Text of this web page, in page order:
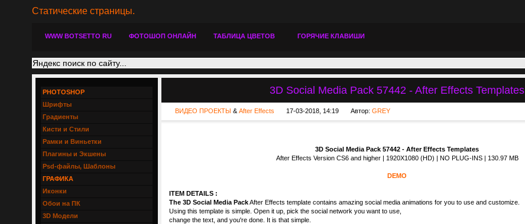
Статические страницы.
WWW BOTSETTO RU ФОТОШОП ОНЛАЙН ТАБЛИЦА ЦВЕТОВ ГОРЯЧИЕ КЛАВИШИ
3D Social Media Pack 57442 - After Effects Templates
ВИДЕО ПРОЕКТЫ & After Effects 17-03-2018, 14:19 Автор: GREY
3D Social Media Pack 57442 - After Effects Templates
After Effects Version CS6 and higher | 1920X1080 (HD) | NO PLUG-INS | 130.97 MB
DEMO
ITEM DETAILS :
The 3D Social Media PackAfter Effects template contains amazing social media animations for you to use and customize.
Using this template is simple. Open it up, pick the social network you want to use,
change the text, and you're done. It is that simple.
PHOTOSHOP
Шрифты
Градиенты
Кисти и Стили
Рамки и Виньетки
Плагины и Экшены
Psd-файлы, Шаблоны
ГРАФИКА
Иконки
Обои на ПК
3D Модели